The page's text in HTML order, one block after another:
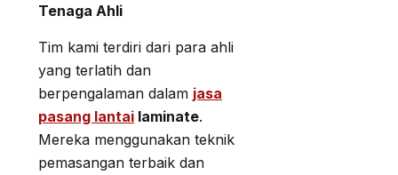
Tenaga Ahli
Tim kami terdiri dari para ahli
yang terlatih dan
berpengalaman dalam jasa
pasang lantai laminate.
Mereka menggunakan teknik
pemasangan terbaik dan